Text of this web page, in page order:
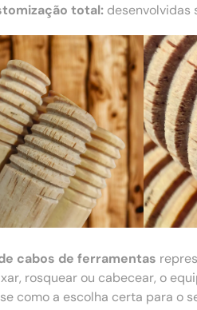
total: desenvolvidas
cabos de ferramentas
rosquear ou cabecear, o
como a escolha certa para o